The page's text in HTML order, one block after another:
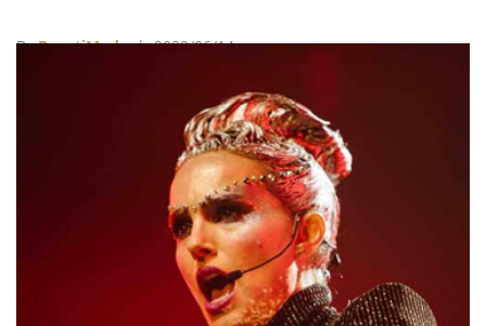
塔伊加維迪提（Taika Waititi）導演再度兼任的「克羅納
Crowe）還有「山羊戰車」，一展雷神團隊全新華麗登
ByBeautiMode| 2022/06/14